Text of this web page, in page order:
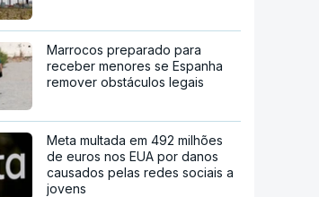
Marrocos preparado para
receber menores se Espanha
remover obstáculos legais
Meta multada em 492 milhões
de euros nos EUA por danos
causados pelas redes sociais a
jovens